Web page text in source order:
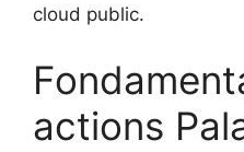
cloud public.
actions